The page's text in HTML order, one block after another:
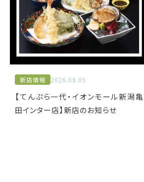
新店情報 2026.08.05
【てんぷら一代・イオンモール新潟亀
田インター店】新店のお知らせ